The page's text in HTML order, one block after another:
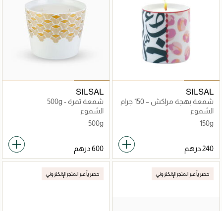
SILSAL
شمعة بهجة مراكش – 150 جرام
الشموع
150g
SILSAL
شمعة تمرة - 500g
الشموع
500g
حصرياً عبر المتجر الإلكتروني حصرياً عبر المتجر الإلكتروني